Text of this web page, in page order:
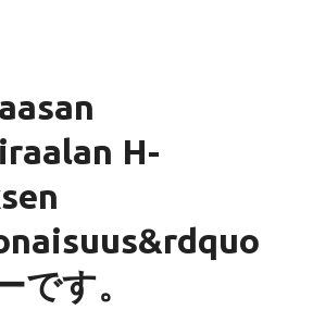
H-
&rdquo
です。